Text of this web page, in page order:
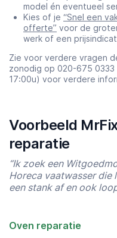
model én eventueel
Kies of je “Snel een
offerte” voor de
werk of een
Zie voor verdere vragen
zonodig op 020-675 0333
17:00u) voor verdere
Voorbeeld
reparatie
“Ik zoek een
Horeca vaatwasser die
een stank af en ook
Oven reparatie
Starttijd